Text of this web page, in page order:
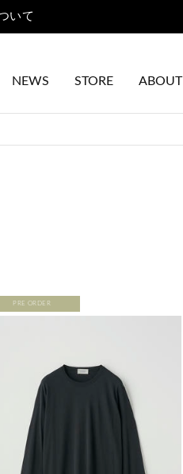
いて
NEWS STORE ABOUT
PRE ORDER